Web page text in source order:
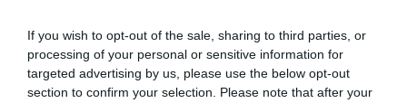
If you wish to opt-out of the sale, sharing to third parties, or
processing of your personal or sensitive information for
targeted advertising by us, please use the below opt-out
section to confirm your selection. Please note that after your
Konyha típus:
Magyaros
Elfogadott kártyák:
Felszereltség:
Melegétel, Terasz, Parkoló